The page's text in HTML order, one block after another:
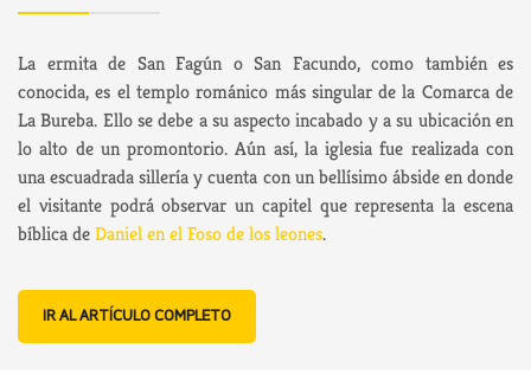
La ermita de San Fagún o San Facundo, como también es
conocida, es el templo románico más singular de la Comarca de
La Bureba. Ello se debe a su aspecto incabado y a su ubicación en
lo alto de un promontorio. Aún así, la iglesia fue realizada con
una escuadrada sillería y cuenta con un bellísimo ábside en donde
el visitante podrá observar un capitel que representa la escena
bíblica deDaniel en el Foso de los leones.
IR AL ARTÍCULO COMPLETO